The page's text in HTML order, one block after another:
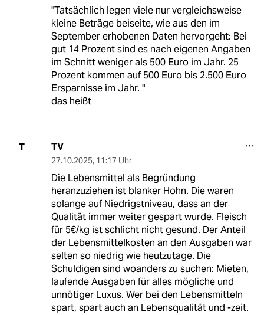
"Tatsächlich legen viele nur vergleichsweise
kleine Beträge beiseite, wie aus den im
September erhobenen Daten hervorgeht: Bei
gut 14 Prozent sind es nach eigenen Angaben
im Schnitt weniger als 500 Euro im Jahr. 25
Prozent kommen auf 500 Euro bis 2.500 Euro
Ersparnisse im Jahr. "
das heißt
T TV
27.10.2025, 11:17 Uhr
Die Lebensmittel als Begründung
heranzuziehen ist blanker Hohn. Die waren
solange auf Niedrigstniveau, dass an der
Qualität immer weiter gespart wurde. Fleisch
für 5€/kg ist schlicht nicht gesund. Der Anteil
der Lebensmittelkosten an den Ausgaben war
selten so niedrig wie heutzutage. Die
Schuldigen sind woanders zu suchen: Mieten,
laufende Ausgaben für alles mögliche und
unnötiger Luxus. Wer bei den Lebensmitteln
spart, spart auch an Lebensqualität und -zeit.